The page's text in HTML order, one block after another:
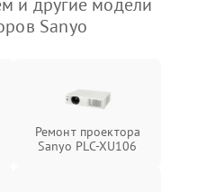
Sanyo
Ремонт проектора
Sanyo PLC-XU106